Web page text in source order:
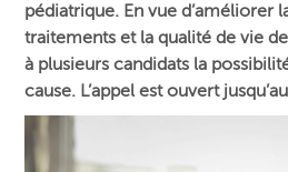
pédiatrique. En vue d’améliorer
traitements et la qualité de vie
à plusieurs candidats la
cause. L’appel est ouvert